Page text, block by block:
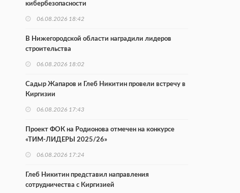
кибербезопасности
06.08.2026 18:42
В Нижегородской области наградили лидеров
строительства
06.08.2026 18:02
Садыр Жапаров и Глеб Никитин провели встречу в
Киргизии
06.08.2026 17:43
Проект ФОК на Родионова отмечен на конкурсе
«ТИМ-ЛИДЕРЫ 2025/26»
06.08.2026 17:24
Глеб Никитин представил направления
сотрудничества с Киргизией